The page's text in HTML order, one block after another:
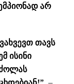
არ
თავს
ისინი